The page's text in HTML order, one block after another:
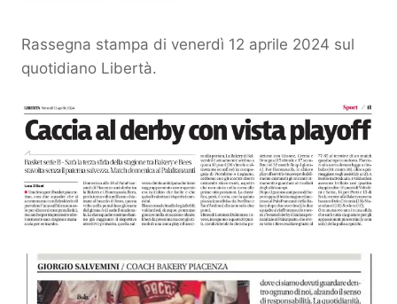
Rassegna stampa di venerdì 12 aprile 2024 sul
quotidiano Libertà.